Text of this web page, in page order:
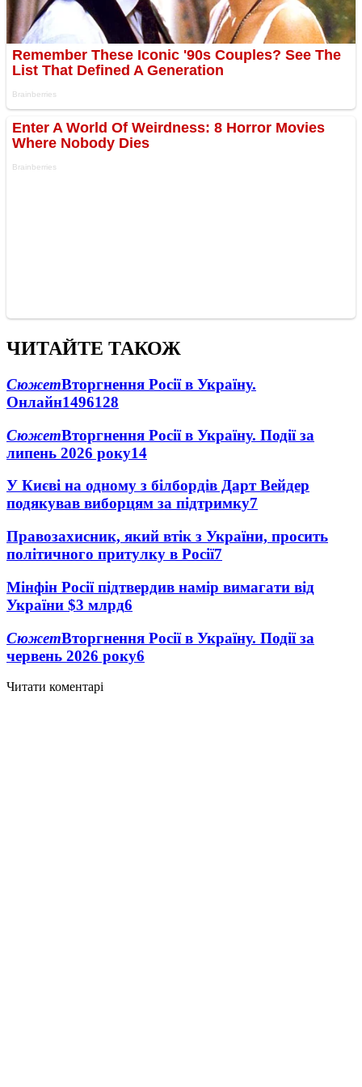
ЧИТАЙТЕ ТАКОЖ
СюжетВторгнення Росії в Україну.
Онлайн1496128
СюжетВторгнення Росії в Україну. Події за
липень 2026 року14
У Києві на одному з білбордів Дарт Вейдер
подякував виборцям за підтримку7
Правозахисник, який втік з України, просить
політичного притулку в Росії7
Мінфін Росії підтвердив намір вимагати від
України $3 млрд6
СюжетВторгнення Росії в Україну. Події за
червень 2026 року6
Читати коментарі